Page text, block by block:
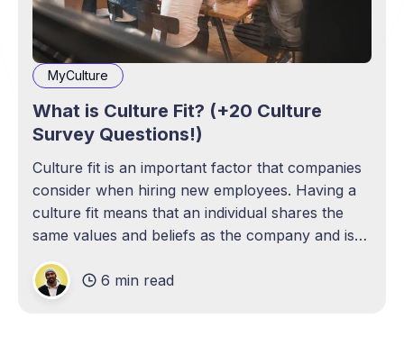
MyCulture
What is Culture Fit? (+20 Culture
Survey Questions!)
Culture fit is an important factor that companies
consider when hiring new employees. Having a
culture fit means that an individual shares the
same values and beliefs as the company and is
organization's goals and objectives
6 min read